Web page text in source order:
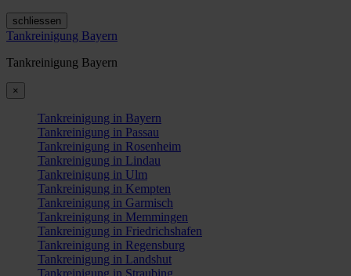
schliessen
Tankreinigung Bayern
Tankreinigung Bayern
×
Tankreinigung in Bayern
Tankreinigung in Passau
Tankreinigung in Rosenheim
Tankreinigung in Lindau
Tankreinigung in Ulm
Tankreinigung in Kempten
Tankreinigung in Garmisch
Tankreinigung in Memmingen
Tankreinigung in Friedrichshafen
Tankreinigung in Regensburg
Tankreinigung in Landshut
Tankreinigung in Straubing